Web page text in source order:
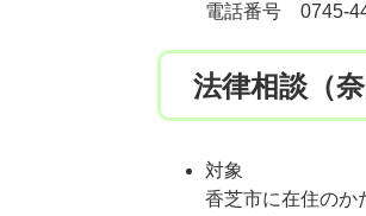
電話番号 0745-
法律相談（
対象
香芝市に在住のか